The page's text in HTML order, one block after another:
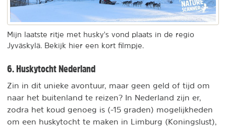
Mijn laatste ritje met husky's vond plaats in de regio
Jyväskylä. Bekijk hier een kort filmpje.
6. Huskytocht Nederland
Zin in dit unieke avontuur, maar geen geld of tijd om
naar het buitenland te reizen? In Nederland zijn er,
zodra het koud genoeg is (-15 graden) mogelijkheden
om een huskytocht te maken in Limburg (Koningslust),